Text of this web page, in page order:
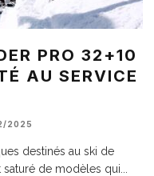
PRO 32+10
AU SERVICE
2025
destinés au ski de
saturé de modèles qui